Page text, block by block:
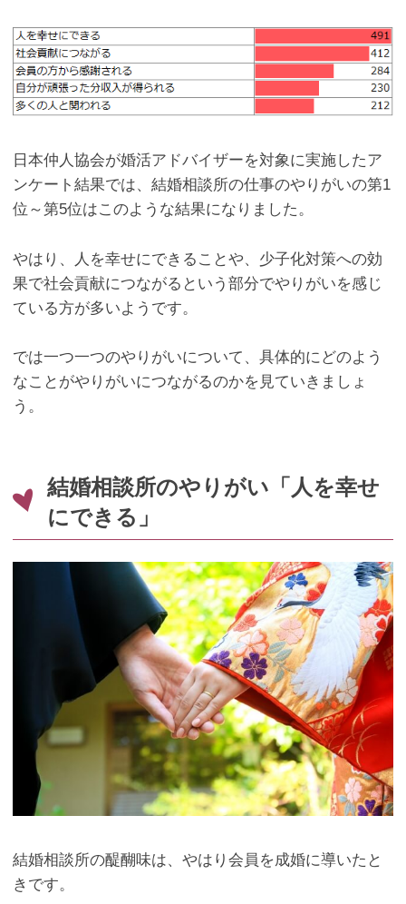
日本仲人協会が婚活アドバイザーを対象に実施したア
ンケート結果では、結婚相談所の仕事のやりがいの第1
位～第5位はこのような結果になりました。
やはり、人を幸せにできることや、少子化対策への効
果で社会貢献につながるという部分でやりがいを感じ
ている方が多いようです。
では一つ一つのやりがいについて、具体的にどのよう
なことがやりがいにつながるのかを見ていきましょ
う。
結婚相談所のやりがい「人を幸せ
にできる」
結婚相談所の醍醐味は、やはり会員を成婚に導いたと
きです。